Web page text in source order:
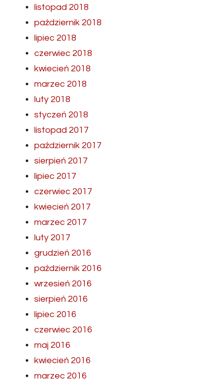
listopad 2018
październik 2018
lipiec 2018
czerwiec 2018
kwiecień 2018
marzec 2018
luty 2018
styczeń 2018
listopad 2017
październik 2017
sierpień 2017
lipiec 2017
czerwiec 2017
kwiecień 2017
marzec 2017
luty 2017
grudzień 2016
październik 2016
wrzesień 2016
sierpień 2016
lipiec 2016
czerwiec 2016
maj 2016
kwiecień 2016
marzec 2016